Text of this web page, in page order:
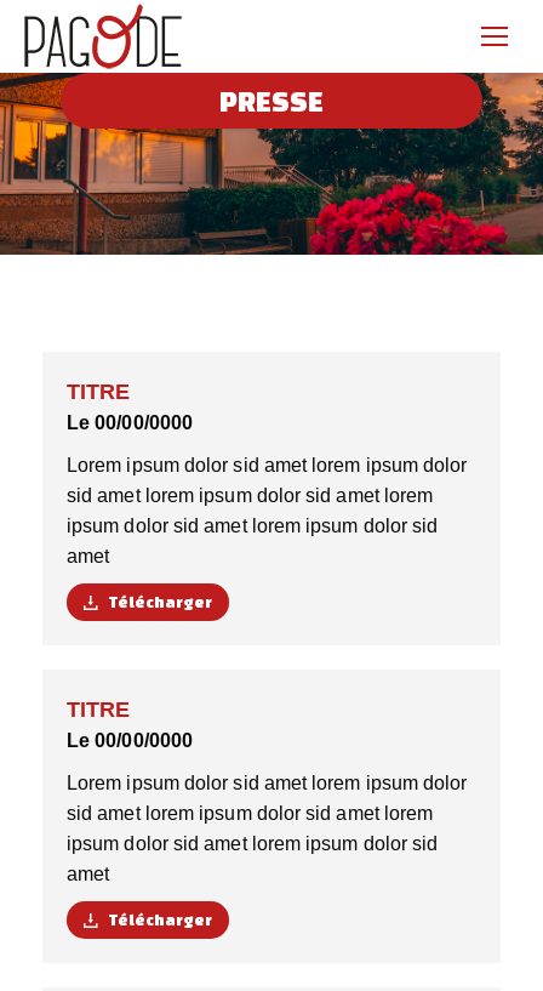
PRESSE
TITRE
Le 00/00/0000
Lorem ipsum dolor sid amet lorem ipsum dolor
sid amet lorem ipsum dolor sid amet lorem
ipsum dolor sid amet lorem ipsum dolor sid
amet
Télécharger
TITRE
Le 00/00/0000
Lorem ipsum dolor sid amet lorem ipsum dolor
sid amet lorem ipsum dolor sid amet lorem
ipsum dolor sid amet lorem ipsum dolor sid
amet
Télécharger